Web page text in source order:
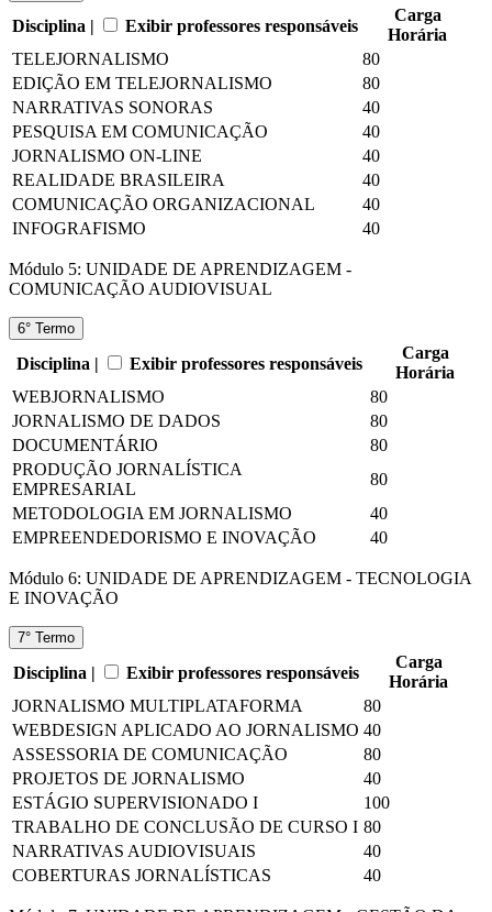
Disciplina | Exibir professores responsáveis
Carga
Horária
TELEJORNALISMO
80
EDIÇÃO EM TELEJORNALISMO
80
NARRATIVAS SONORAS
40
PESQUISA EM COMUNICAÇÃO
40
JORNALISMO ON-LINE
40
REALIDADE BRASILEIRA
40
COMUNICAÇÃO ORGANIZACIONAL
40
INFOGRAFISMO
40
Módulo 5: UNIDADE DE APRENDIZAGEM -
COMUNICAÇÃO AUDIOVISUAL
6° Termo
Disciplina | Exibir professores responsáveis
Carga
Horária
WEBJORNALISMO
80
JORNALISMO DE DADOS
80
DOCUMENTÁRIO
80
PRODUÇÃO JORNALÍSTICA
EMPRESARIAL
80
METODOLOGIA EM JORNALISMO
40
EMPREENDEDORISMO E INOVAÇÃO
40
Módulo 6: UNIDADE DE APRENDIZAGEM - TECNOLOGIA
E INOVAÇÃO
7° Termo
Disciplina | Exibir professores responsáveis
Carga
Horária
JORNALISMO MULTIPLATAFORMA
80
WEBDESIGN APLICADO AO JORNALISMO 40
ASSESSORIA DE COMUNICAÇÃO
80
PROJETOS DE JORNALISMO
40
ESTÁGIO SUPERVISIONADO I
100
TRABALHO DE CONCLUSÃO DE CURSO I 80
NARRATIVAS AUDIOVISUAIS
40
COBERTURAS JORNALÍSTICAS
40